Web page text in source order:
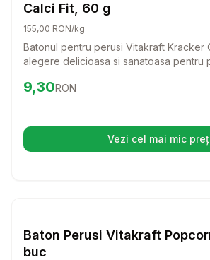
Calci Fit, 60 g
155,00 RON/kg
Batonul pentru perusi Vitakraft Kracker
alegere delicioasa si sanatoasa pentru
mineralele esentiale de care pasarile au
Preț:9.30
9,30RON
Vezi cel mai mic preț
(se
Baton Perusi Vitakraft
buc